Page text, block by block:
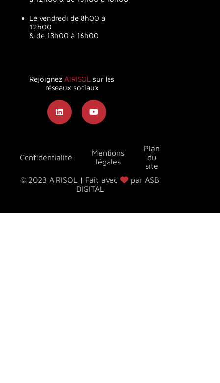
Le vendredi de 8h00 à
12h00
& de 13h00 à 16h00
Confidentialité
Mentions
légales
Plan
du
site
© 2023 AIRISOL | Fait avec
par ASB
DIGITAL
Rejoignez AIRISOL sur les
réseaux sociaux